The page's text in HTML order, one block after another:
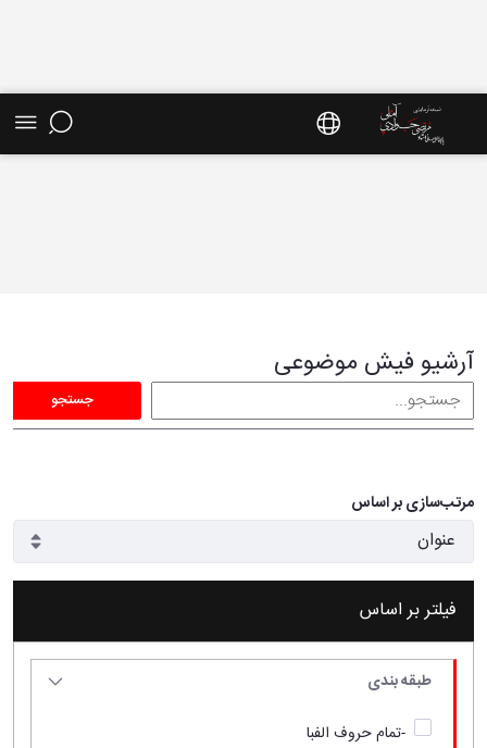
آرشیو فیش موضوعی
جستجو
مرتب‌سازی بر اساس
فیلتر بر اساس
طبقه بندی
-تمام حروف الفبا